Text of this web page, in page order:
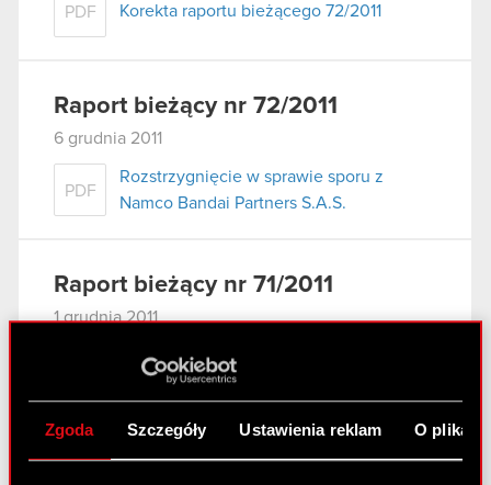
Zgoda Szczegóły Ustawienia reklam O
PDF Korekta raportu bieżącego 72/2011
Raport bieżący nr 72/2011
6 grudnia 2011
PDF
Rozstrzygnięcie w sprawie sporu z
Namco Bandai Partners S.A.S.
Raport bieżący nr 71/2011
1 grudnia 2011
Zmiana terminu obowiązywania
udzielonych w ramach umowy cash
grupy kapitałowej CD Projekt RED S.A.